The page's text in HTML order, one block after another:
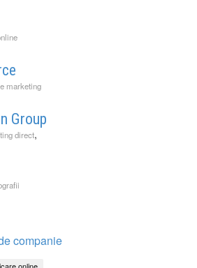
marketing
Group
direct,
companie
online